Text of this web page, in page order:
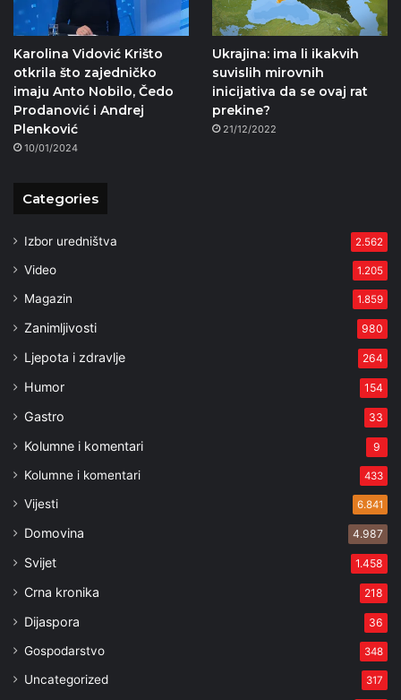
Karolina Vidović Krišto
otkrila što zajedničko
imaju Anto Nobilo, Čedo
Prodanović i Andrej
Plenković
10/01/2024
Ukrajina: ima li ikakvih
suvislih mirovnih
inicijativa da se ovaj rat
prekine?
21/12/2022
Categories
Izbor uredništva 2.562
Video 1.205
Magazin 1.859
Zanimljivosti 980
Ljepota i zdravlje 264
Humor 154
Gastro 33
Kolumne i komentari 9
Kolumne i komentari 433
Vijesti 6.841
Domovina 4.987
Svijet 1.458
Crna kronika 218
Dijaspora 36
Gospodarstvo 348
Uncategorized 317